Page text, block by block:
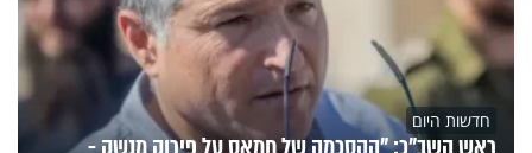
חדשות היום